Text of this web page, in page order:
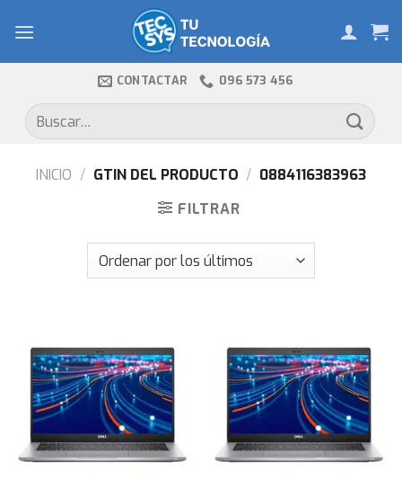
CONTACTAR 096 573 456
Buscar
por:
INICIO / GTIN DEL PRODUCTO / 0884116383963
FILTRAR